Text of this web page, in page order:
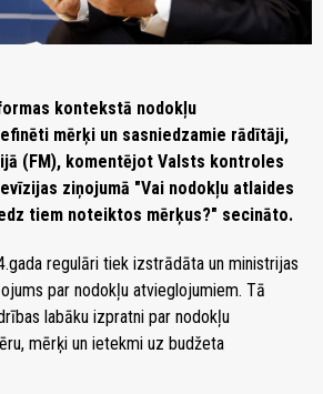
kontekstā nodokļu
mērķi un sasniedzamie rādītāji,
(FM), komentējot Valsts kontroles
ziņojumā "Vai nodokļu atlaides
tiem noteiktos mērķus?" secināto.
regulāri tiek izstrādāta un ministrijas
par nodokļu atvieglojumiem. Tā
labāku izpratni par nodokļu
mērķi un ietekmi uz budžeta